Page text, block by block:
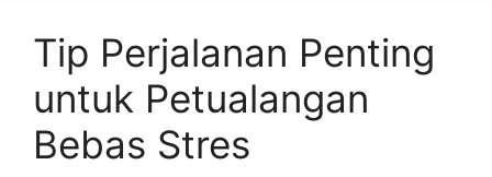
Tip Perjalanan Penting
untuk Petualangan
Bebas Stres